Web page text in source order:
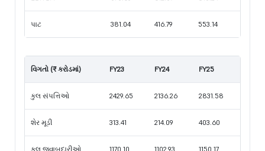
પાટ 381.04 416.79 553.14
વિગતો (₹ કરોડમાં) FY23 FY24 FY25
કુલ સંપત્તિઓ 2429.65 2136.26 2831.58
શેર મૂડી 313.41 214.09 403.60
કુલ જવાબદારીઓ 1170.10 1102.93 1150.17